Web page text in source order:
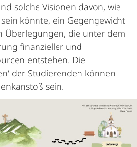
solche Visionen davon, wie
könnte, ein Gegengewicht
Überlegungen, die unter dem
finanzieller und
entstehen. Die
der Studierenden können
sein.